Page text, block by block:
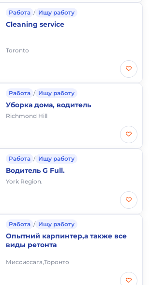
Работа / Ищу работу
Cleaning service
Toronto
Работа / Ищу работу
Уборка дома, водитель
Richmond Hill
Работа / Ищу работу
Водитель G Full.
York Region.
Работа / Ищу работу
Опытний карпинтер,а также все
виды ретонта
Миссиссага,Торонто